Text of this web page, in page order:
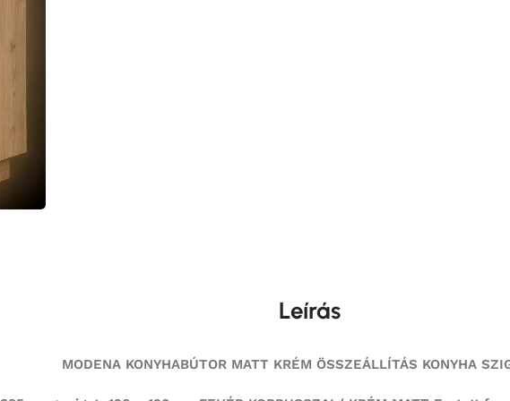
Leírás
MODENA KONYHABÚTOR MATT KRÉM ÖSSZEÁLLÍTÁS KONYHA